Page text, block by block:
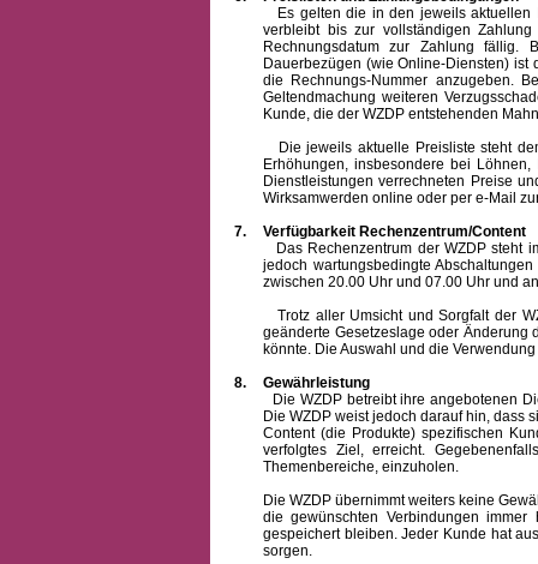
Es gelten die in den jeweils aktuellen
verbleibt bis zur vollständigen
Rechnungsdatum zur Zahlung fällig.
Dauerbezügen (wie Online-Diensten)
die Rechnungs-Nummer anzugeben.
Geltendmachung weiteren
Kunde, die der WZDP entstehenden
Die jeweils aktuelle Preisliste steht dem
Erhöhungen, insbesondere bei
Dienstleistungen verrechneten Preise
Wirksamwerden online oder per e-Mail
7.
Verfügbarkeit Rechenzentrum/Content
Das Rechenzentrum der WZDP steht im
jedoch wartungsbedingte
zwischen 20.00 Uhr und 07.00 Uhr und
Trotz aller Umsicht und Sorgfalt der
geänderte Gesetzeslage oder Änderung
könnte. Die Auswahl und die
8.
Gewährleistung
Die WZDP betreibt ihre angebotenen
Die WZDP weist jedoch darauf hin, dass
Content (die Produkte) spezifischen
verfolgtes Ziel, erreicht.
Themenbereiche, einzuholen.
Die WZDP übernimmt weiters keine
die gewünschten Verbindungen
gespeichert bleiben. Jeder Kunde hat
sorgen.